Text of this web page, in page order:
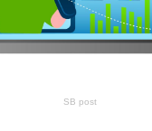
SB post